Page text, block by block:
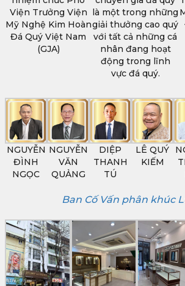
Viện Trưởng Viện
Mỹ Nghệ Kim Hoàn
Đá Quý Việt Nam
(GJA)
là một trong những
giải thưởng cao quý
với tất cả những cá
nhân đang hoạt
động trong lĩnh
vực đá quý.
NGUYỄN
ĐÌNH
NGỌC
NGUYỄN
VĂN
QUẢNG
DIỆP
THANH
TÚ
LÊ QUÝ
KIẾM
Ban Cố Vấn phân khúc